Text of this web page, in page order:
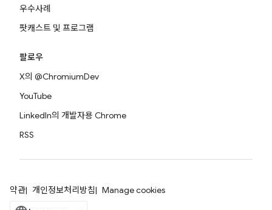
우수사례
팟캐스트 및 프로그램
팔로우
X의 @ChromiumDev
YouTube
LinkedIn의 개발자용 Chrome
RSS
약관 개인정보처리방침 Manage cookies